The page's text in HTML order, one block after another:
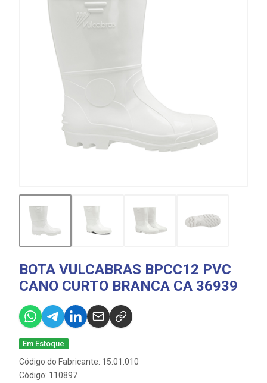
BOTA VULCABRAS BPCC12 PVC
CANO CURTO BRANCA CA 36939
Em Estoque
Código do Fabricante: 15.01.010
Código: 110897